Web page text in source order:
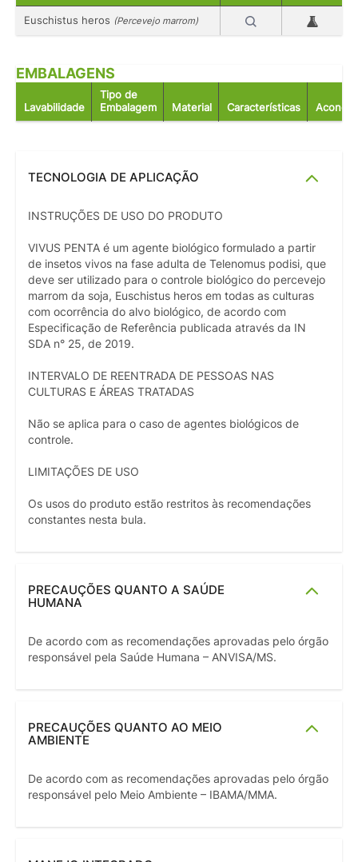
Euschistus heros (Percevejo marrom)
EMBALAGENS
Lavabilidade
Tipo de
Embalagem
Material Características
TECNOLOGIA DE APLICAÇÃO
INSTRUÇÕES DE USO DO PRODUTO
VIVUS PENTA é um agente biológico formulado a partir
de insetos vivos na fase adulta de Telenomus podisi, que
deve ser utilizado para o controle biológico do percevejo
marrom da soja, Euschistus heros em todas as culturas
com ocorrência do alvo biológico, de acordo com
Especificação de Referência publicada através da IN
SDA n° 25, de 2019.
INTERVALO DE REENTRADA DE PESSOAS NAS
CULTURAS E ÁREAS TRATADAS
Não se aplica para o caso de agentes biológicos de
controle.
LIMITAÇÕES DE USO
Os usos do produto estão restritos às recomendações
constantes nesta bula.
PRECAUÇÕES QUANTO A SAÚDE
HUMANA
De acordo com as recomendações aprovadas pelo órgão
responsável pela Saúde Humana – ANVISA/MS.
PRECAUÇÕES QUANTO AO MEIO
AMBIENTE
De acordo com as recomendações aprovadas pelo órgão
responsável pelo Meio Ambiente – IBAMA/MMA.